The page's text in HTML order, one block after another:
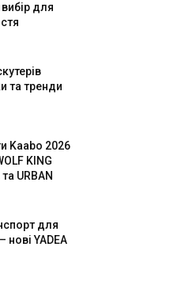
вибір для
та тренди
Kaabo 2026
KING
URBAN
для
YADEA